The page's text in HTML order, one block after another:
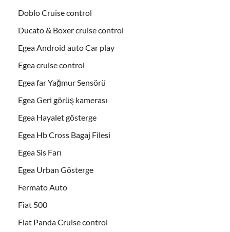
Doblo Cruise control
Ducato & Boxer cruise control
Egea Android auto Car play
Egea cruise control
Egea far Yağmur Sensörü
Egea Geri görüş kamerası
Egea Hayalet gösterge
Egea Hb Cross Bagaj Filesi
Egea Sis Farı
Egea Urban Gösterge
Fermato Auto
Fiat 500
Fiat Panda Cruise control